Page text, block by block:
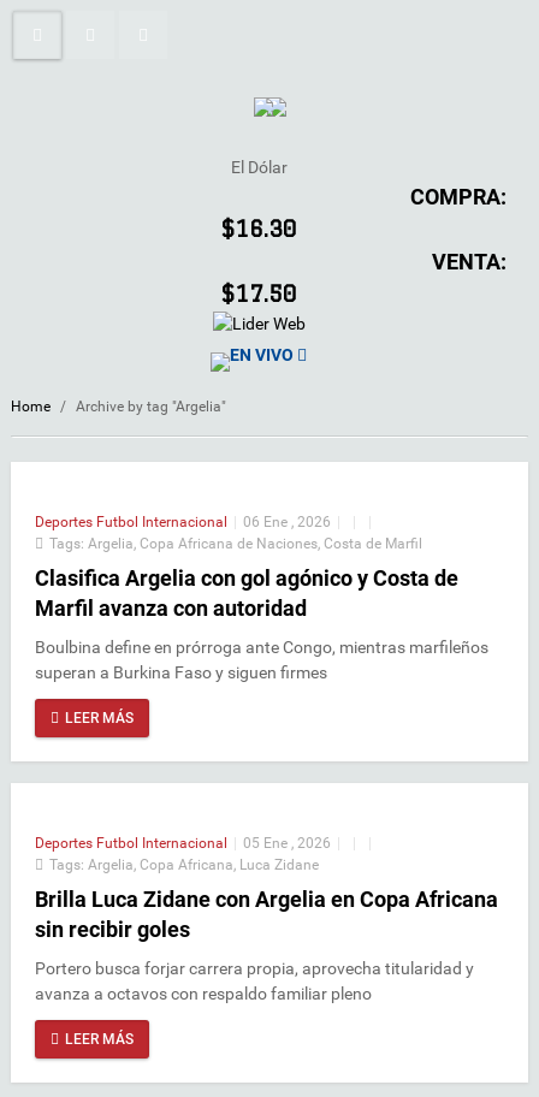
El Dólar
COMPRA:
$16.30
VENTA:
$17.50
EN VIVO
Home / Archive by tag "Argelia"
Deportes Futbol Internacional | 06 Ene , 2026 | |
|
Tags: Argelia Copa Africana de Naciones Costa de Marfil
Clasifica Argelia con gol agónico y Costa de
Marfil avanza con autoridad
Boulbina define en prórroga ante Congo, mientras marfileños
superan a Burkina Faso y siguen firmes
LEER MÁS
Deportes Futbol Internacional | 05 Ene , 2026 | |
|
Tags: Argelia Copa Africana Luca Zidane
Brilla Luca Zidane con Argelia en Copa Africana
sin recibir goles
Portero busca forjar carrera propia, aprovecha titularidad y
avanza a octavos con respaldo familiar pleno
LEER MÁS